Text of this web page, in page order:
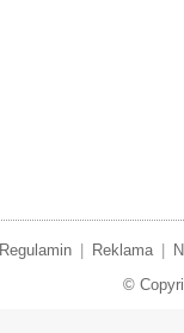
Regulamin Reklama
©